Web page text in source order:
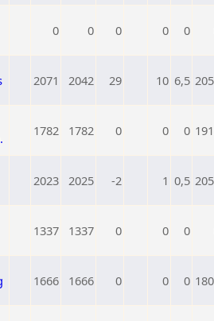
0 0 0 0 0
2071 2042 29 10 6,5
1782 1782 0 0 0
2023 2025 -2 1 0,5
1337 1337 0 0 0
1666 1666 0 0 0